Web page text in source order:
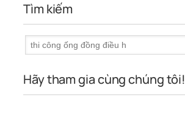
Tìm kiếm
Hãy tham gia cùng chúng tôi!